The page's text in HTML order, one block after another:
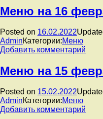
в
Skills
Меню на 16
Posted on 16.02.2022
AdminКатегории:Меню
Добавить комментарий
на
г.
Меню на 15
Posted on 15.02.2022
AdminКатегории:Меню
Добавить комментарий